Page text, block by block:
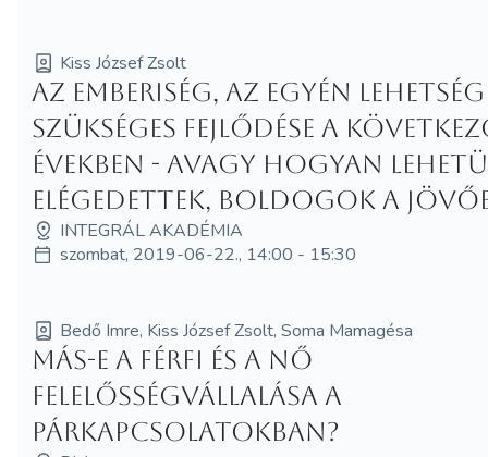
Kiss József Zsolt
Az emberiség, az egyén
szükséges fejlődése a
években - avagy hogyan
elégedettek, boldogok a
INTEGRÁL AKADÉMIA
szombat, 2019-06-22., 14:00 - 15:30
Bedő Imre, Kiss József Zsolt, Soma Mamagésa
Más-e a férfi és a nő
felelősségvállalása a
párkapcsolatokban?